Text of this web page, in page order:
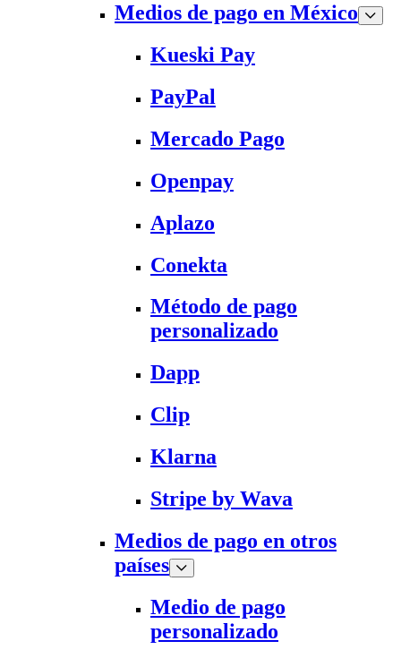
Medios de pago en México
Kueski Pay
PayPal
Mercado Pago
Openpay
Aplazo
Conekta
Método de pago
personalizado
Dapp
Clip
Klarna
Stripe by Wava
Medios de pago en otros
países
Medio de pago
personalizado